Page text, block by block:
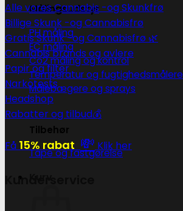
Målingsudstyr
PH måling
EC måling
Co2 måling og kontrol
Temperatur og fugtighedsmålere
Målebægere og sprays
Tilbehør
Tape og fastgørelse
Alle vores Cannabis -og Skunkfrø
Billige Skunk -og Cannabisfrø
Gratis Skunk -og Cannabisfrø 🌿
Cannabis brands og avlere
Papir og filter
Narkotests
Headshop
Rabatter og tilbud💰
Få 15% rabat 💸 Klik her
Kunderservice